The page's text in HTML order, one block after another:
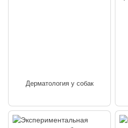
Дерматология у собак